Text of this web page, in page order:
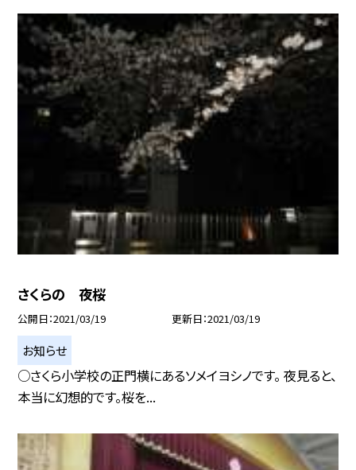
さくらの 夜桜
公開日 2021/03/19 更新日 2021/03/19
お知らせ
○さくら小学校の正門横にあるソメイヨシノです。 夜見ると、
本当に幻想的です。桜を...